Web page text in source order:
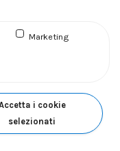
i.v
Marketing
i cookie
selezionati